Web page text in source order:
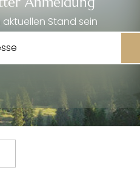
Stand sein